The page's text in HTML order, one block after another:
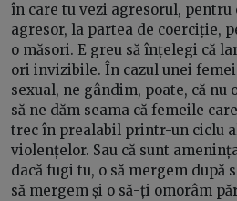
în care tu vezi agresorul, pentru
agresor, la partea de coerciție,
o măsori. E greu să înțelegi că
ori invizibile. În cazul unei
sexual, ne gândim, poate, că nu
să ne dăm seama că femeile
trec în prealabil printr-un ciclu
violențelor. Sau că sunt
dacă fugi tu, o să mergem după
să mergem și o să-ți omorâm